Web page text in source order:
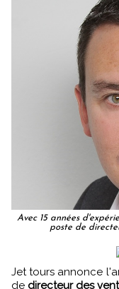
Avec 15 années
poste de
Jet tours annonce l'arrivée d’Olivier Velter, 45 ans, au poste
de directeur des